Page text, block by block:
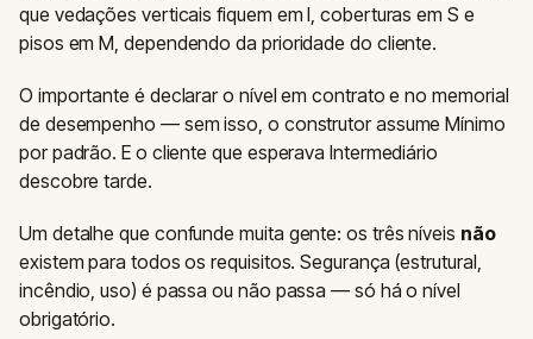
que vedações verticais fiquem em I, coberturas em S e
pisos em M, dependendo da prioridade do cliente.
O importante é declarar o nível em contrato e no memorial
de desempenho — sem isso, o construtor assume Mínimo
por padrão. E o cliente que esperava Intermediário
descobre tarde.
Um detalhe que confunde muita gente: os três níveis não
existem para todos os requisitos. Segurança (estrutural,
incêndio, uso) é passa ou não passa — só há o nível
obrigatório.